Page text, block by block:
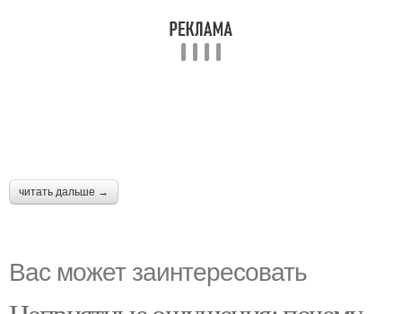
читать дальше →
Вас может заинтересовать